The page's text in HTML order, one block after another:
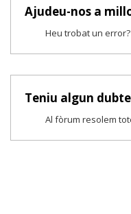
Ajudeu-nos a
Heu trobat un
Teniu algun
Al fòrum resolem